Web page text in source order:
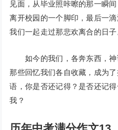
见面，从毕业照咔嚓的那一瞬
离开校园的一个脚印，最后一
我们一起走过那悲欢离合的日子
如今的我们，各奔东西，神
那些回忆我们各自收藏，成为
语，你是否还记得？是否还记
我？